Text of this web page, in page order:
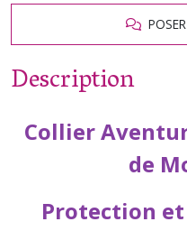
POSER
Description
Collier
de
Protection